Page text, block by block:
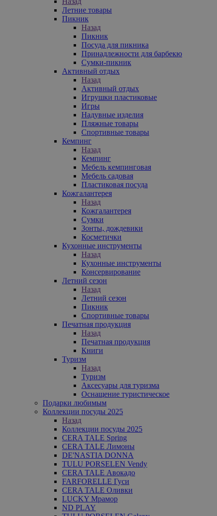
Летние товары
Пикник
Назад
Пикник
Посуда для пикника
Принадлежности для барбекю
Сумки-пикник
Активный отдых
Назад
Активный отдых
Игрушки пластиковые
Игры
Надувные изделия
Пляжные товары
Спортивные товары
Кемпинг
Назад
Кемпинг
Мебель кемпинговая
Мебель садовая
Пластиковая посуда
Кожгалантерея
Назад
Кожгалантерея
Сумки
Зонты, дождевики
Косметички
Кухонные инструменты
Назад
Кухонные инструменты
Консервирование
Летний сезон
Назад
Летний сезон
Пикник
Спортивные товары
Печатная продукция
Назад
Печатная продукция
Книги
Туризм
Назад
Туризм
Аксесуары для туризма
Оснащение туристическое
Подарки любимым
Коллекции посуды 2025
Назад
Коллекции посуды 2025
CERA TALE Spring
CERA TALE Лимоны
DE'NASTIA DONNA
TULU PORSELEN Vendy
CERA TALE Авокадо
FARFORELLE Гуси
CERA TALE Оливки
LUCKY Мрамор
ND PLAY